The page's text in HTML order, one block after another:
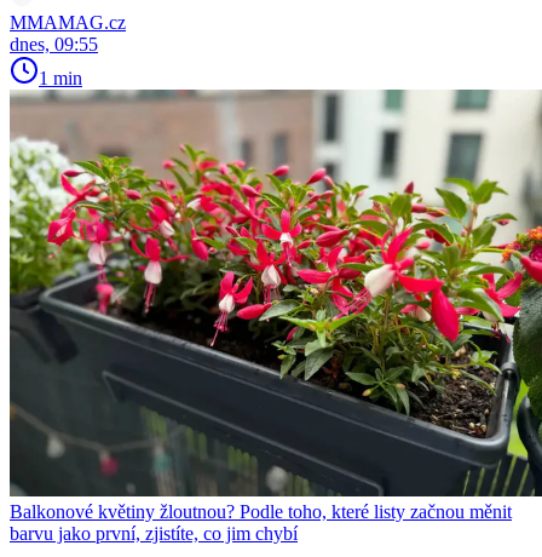
MMAMAG.cz
dnes, 09:55
1 min
Balkonové květiny žloutnou? Podle toho, které listy začnou měnit
barvu jako první, zjistíte, co jim chybí